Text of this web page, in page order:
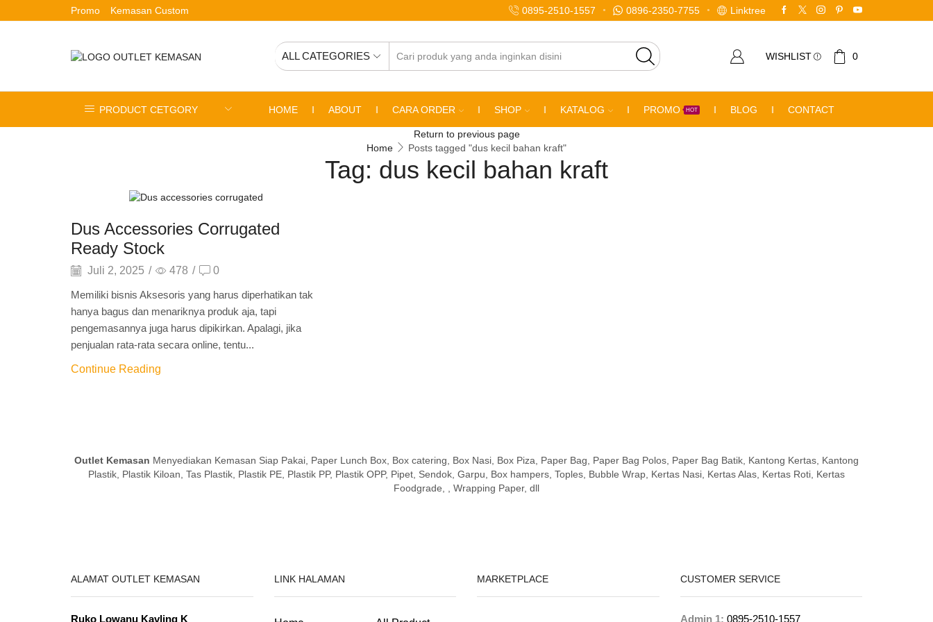
Promo Kemasan Custom 0895-2510-1557 0896-2350-7755 Linktree
ALL CATEGORIES
SEARCH
WISHLIST 0
PRODUCT CETGORY HOME ABOUT CARA ORDER SHOP KATALOG PROMO HOT BLOG CONTACT
Return to previous page
Home
Posts tagged "dus kecil bahan kraft"
Tag: dus kecil bahan kraft
Artikel
Dus Accessories Corrugated
Ready Stock
Juli 2, 2025 / 478 / 0
Memiliki bisnis Aksesoris yang harus diperhatikan tak
hanya bagus dan menariknya produk aja, tapi
pengemasannya juga harus dipikirkan. Apalagi, jika
penjualan rata-rata secara online, tentu...
Continue Reading
Outlet Kemasan Menyediakan Kemasan Siap Pakai, Paper Lunch Box, Box catering, Box Nasi, Box Piza, Paper Bag, Paper Bag Polos, Paper Bag Batik, Kantong Kertas, Kantong
Plastik, Plastik Kiloan, Tas Plastik, Plastik PE, Plastik PP, Plastik OPP, Pipet, Sendok, Garpu, Box hampers, Toples, Bubble Wrap, Kertas Nasi, Kertas Alas, Kertas Roti, Kertas
Foodgrade, , Wrapping Paper, dll
ALAMAT OUTLET KEMASAN
Ruko Lowanu Kavling K
LINK HALAMAN MARKETPLACE CUSTOMER SERVICE
Admin 1: 0895-2510-1557